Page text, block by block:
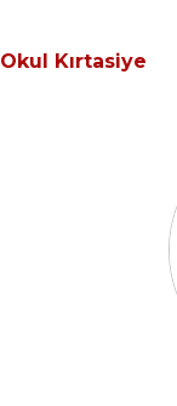
Okul Kırtasiye